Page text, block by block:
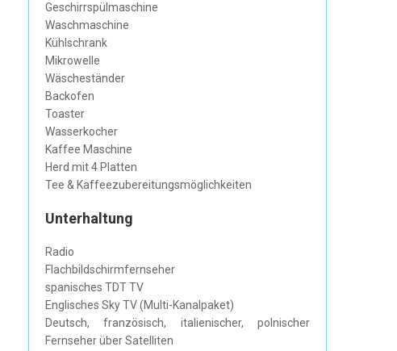
Geschirrspülmaschine
Waschmaschine
Kühlschrank
Mikrowelle
Wäscheständer
Backofen
Toaster
Wasserkocher
Kaffee Maschine
Herd mit 4 Platten
Tee & Kaffeezubereitungsmöglichkeiten
Unterhaltung
Radio
Flachbildschirmfernseher
spanisches TDT TV
Englisches Sky TV (Multi-Kanalpaket)
Deutsch, französisch, italienischer, polnischer
Fernseher über Satelliten